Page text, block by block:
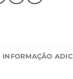
INFORMAÇÃO